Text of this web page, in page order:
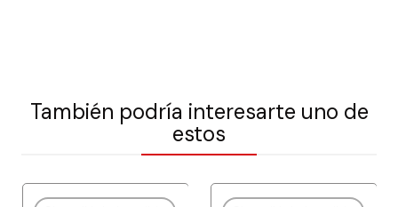
También podría interesarte uno de
estos